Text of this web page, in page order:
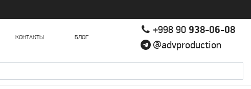
КОНТАКТЫ БЛОГ
+998 90 938-06-08
@advproduction